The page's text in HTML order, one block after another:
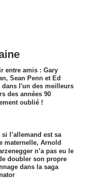
entre amis : Gary
Sean Penn et Ed
dans l'un des meilleurs
des années 90
oublié !
si l’allemand est sa
maternelle, Arnold
n’a pas eu le
doubler son propre
dans la saga